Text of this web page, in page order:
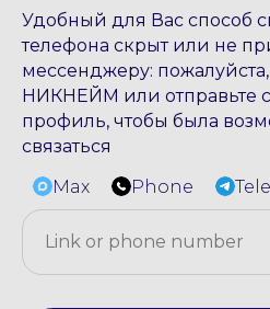
Удобный для Вас способ
телефона скрыт или не
мессенджеру:
НИКНЕЙМ или отправьте
профиль, чтобы была
связаться
Max
Phone